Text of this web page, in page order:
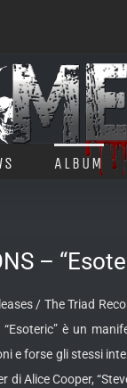
ALBUM
–
/ The Triad
“Esoteric” è un
e forse gli stessi
di Alice Cooper,